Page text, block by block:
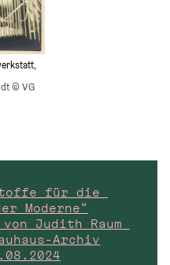
© VG
für die
Moderne“
Judith Raum
Archiv